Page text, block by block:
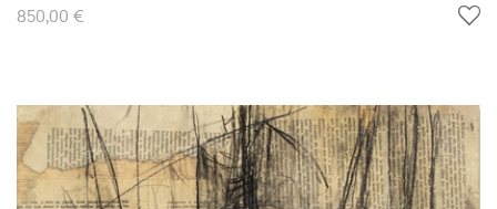
850,00 €